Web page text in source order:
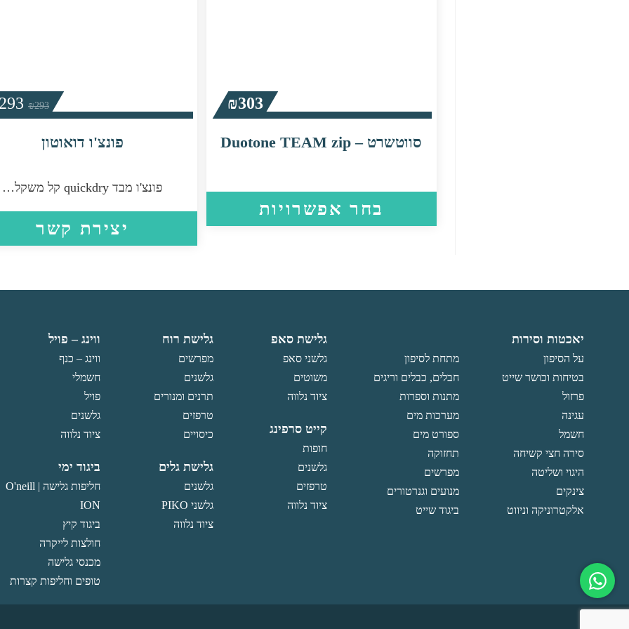
₪303
סווטשרט – Duotone TEAM zip
בחר אפשרויות
יש
בעמוד
המוצר
₪293
המחיר
המקורי
היה:
293
פונצ'ו דואוטון
פונצ'ו מבד quickdry קל משקל…
יצירת קשר
יאכטות וסירות
על הסיפון
מתחת לסיפון
בטיחות וכושר שייט
חבלים, כבלים וריגים
פרזול
מתנות וספרות
עגינה
מערכות מים
חשמל
ספורט מים
סירה חצי קשיחה
תחזוקה
היגוי ושליטה
מפרשים
צינקים
מנועים וגנרטורים
אלקטרוניקה וניווט
ביגוד שייט
גלישת סאפ
גלשני סאפ
משוטים
ציוד נלווה
קייט סרפינג
חופות
גלשנים
טרפזים
ציוד נלווה
גלישת רוח
מפרשים
גלשנים
תרנים ומנורים
טרפזים
כיסויים
גלישת גלים
גלשנים
גלשני PIKO
ציוד נלווה
ווינג – פויל
ווינג – כנף
חשמלי
פויל
גלשנים
ציוד נלווה
ביגוד ימי
חליפות גלישה O'neill |
ION
ביגוד קיץ
חולצות לייקרה
מכנסי גלישה
טופים וחליפות קצרות